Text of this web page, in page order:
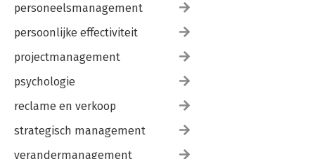
personeelsmanagement
persoonlijke effectiviteit
projectmanagement
psychologie
reclame en verkoop
strategisch management
verandermanagement